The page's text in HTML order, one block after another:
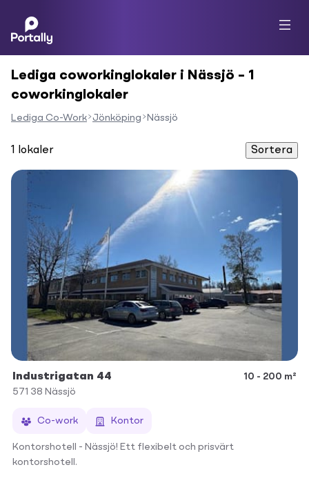
Lediga coworkinglokaler i Nässjö – 1
coworkinglokaler
Lediga Co-Work Jönköping Nässjö
1 lokaler Sortera
Industrigatan 44
10 - 200 m²
571 38 Nässjö
Co-work Kontor
Kontorshotell - Nässjö! Ett flexibelt och prisvärt
kontorshotell.